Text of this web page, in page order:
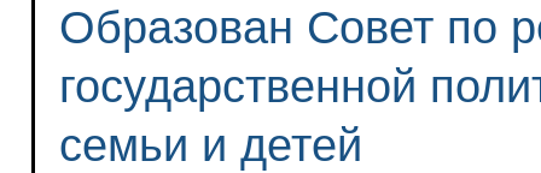
Образован Совет по
государственной
семьи и детей